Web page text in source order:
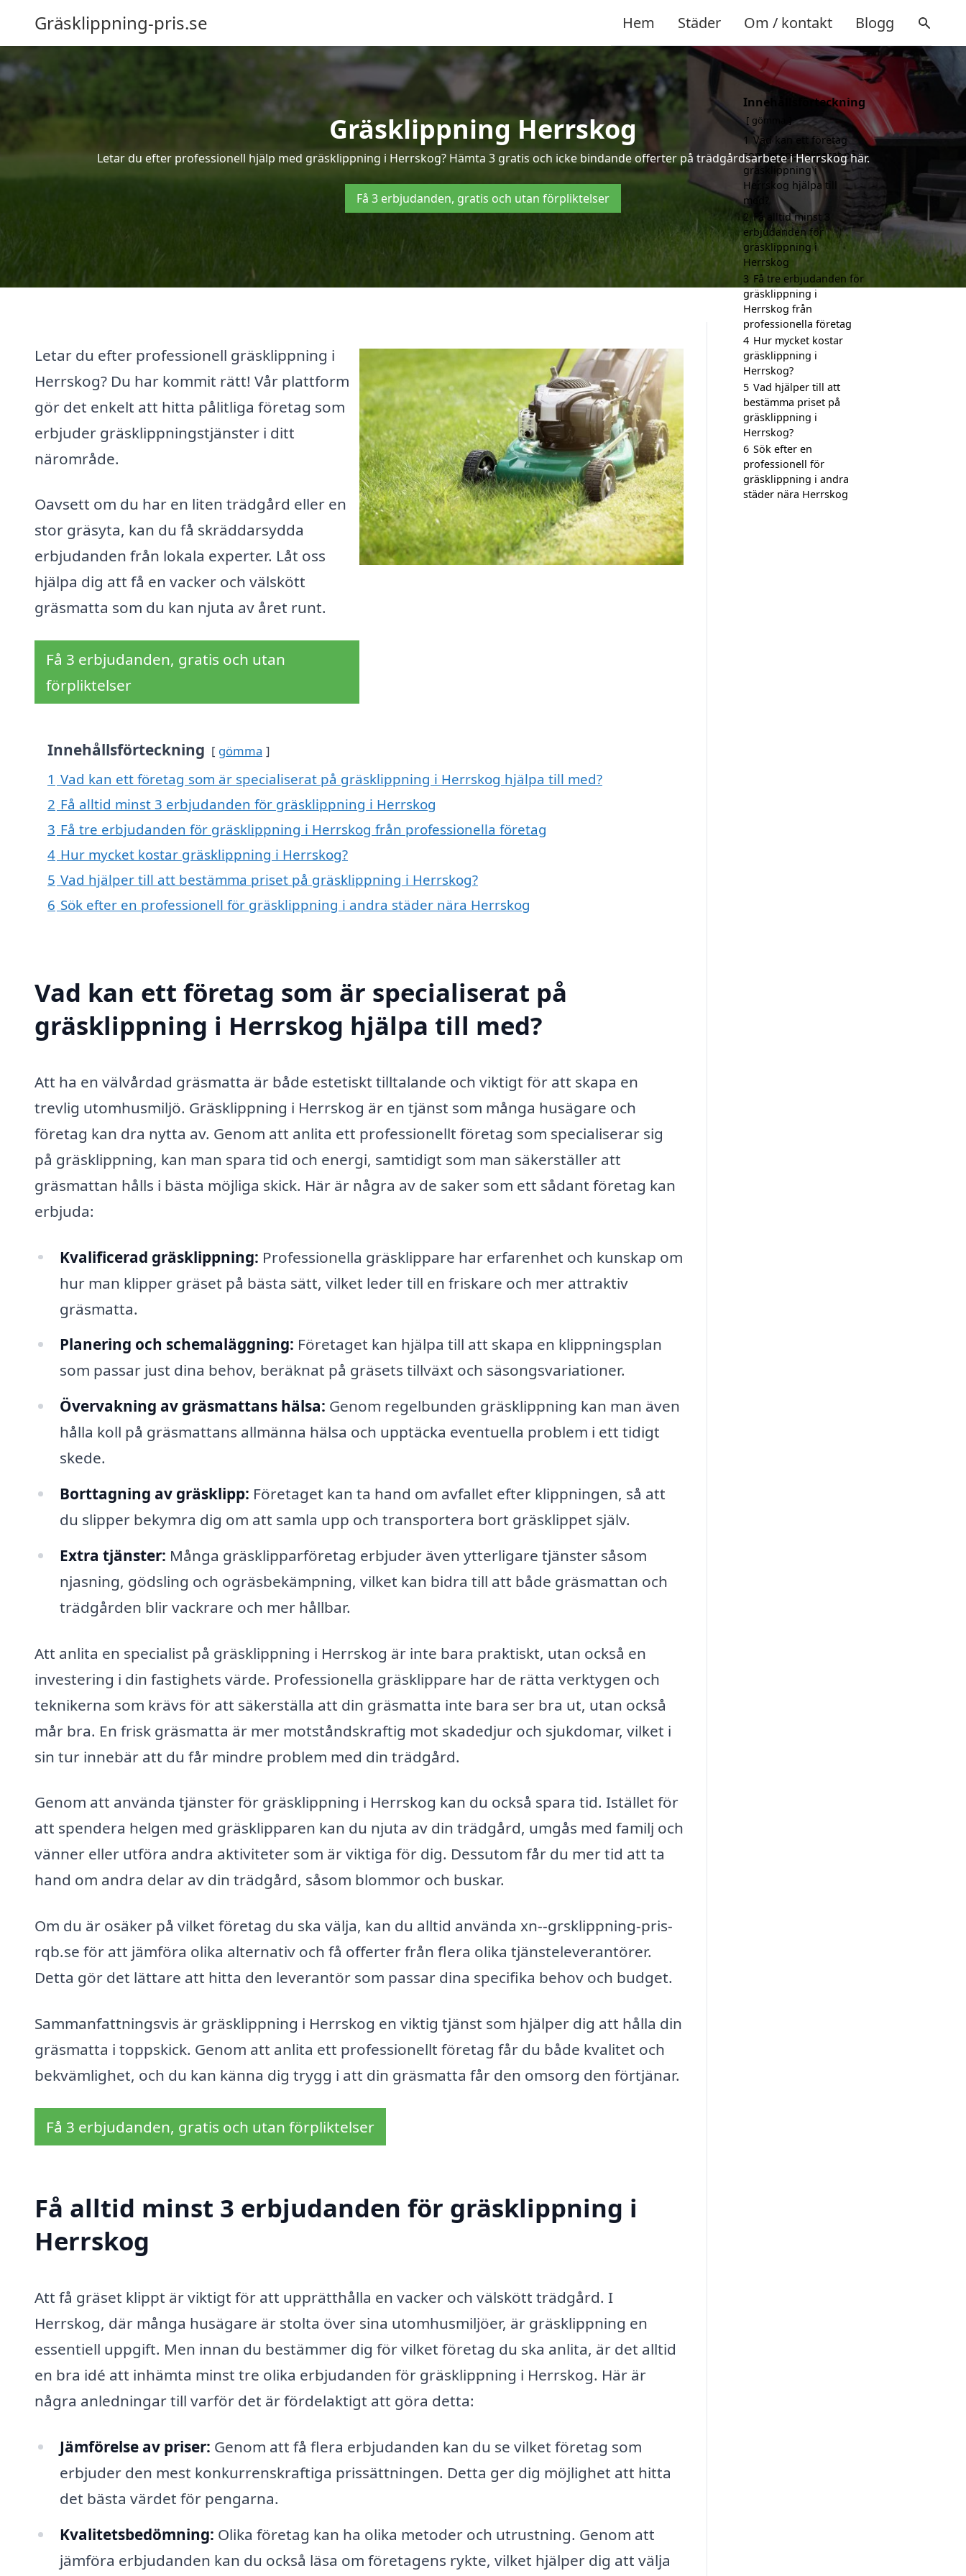
Gräsklippning-pris.se Hem Städer Om / kontakt Blogg
Gräsklippning Herrskog
Letar du efter professionell hjälp med gräsklippning i Herrskog? Hämta 3 gratis och icke bindande offerter på trädgårdsarbete i Herrskog här.
Få 3 erbjudanden, gratis och utan förpliktelser
Letar du efter professionell gräsklippning i
Herrskog? Du har kommit rätt! Vår plattform
gör det enkelt att hitta pålitliga företag som
erbjuder gräsklippningstjänster i ditt
närområde.
Oavsett om du har en liten trädgård eller en
stor gräsyta, kan du få skräddarsydda
erbjudanden från lokala experter. Låt oss
hjälpa dig att få en vacker och välskött
gräsmatta som du kan njuta av året runt.
Få 3 erbjudanden, gratis och utan
förpliktelser
Innehållsförteckning gömma
1 Vad kan ett företag som är specialiserat på gräsklippning i Herrskog hjälpa till med?
2 Få alltid minst 3 erbjudanden för gräsklippning i Herrskog
3 Få tre erbjudanden för gräsklippning i Herrskog från professionella företag
4 Hur mycket kostar gräsklippning i Herrskog?
5 Vad hjälper till att bestämma priset på gräsklippning i Herrskog?
6 Sök efter en professionell för gräsklippning i andra städer nära Herrskog
Vad kan ett företag som är specialiserat på
gräsklippning i Herrskog hjälpa till med?
Att ha en välvårdad gräsmatta är både estetiskt tilltalande och viktigt för att skapa en
trevlig utomhusmiljö. Gräsklippning i Herrskog är en tjänst som många husägare och
företag kan dra nytta av. Genom att anlita ett professionellt företag som specialiserar sig
på gräsklippning, kan man spara tid och energi, samtidigt som man säkerställer att
gräsmattan hålls i bästa möjliga skick. Här är några av de saker som ett sådant företag kan
erbjuda:
Kvalificerad gräsklippning: Professionella gräsklippare har erfarenhet och kunskap om
hur man klipper gräset på bästa sätt, vilket leder till en friskare och mer attraktiv
gräsmatta.
Planering och schemaläggning: Företaget kan hjälpa till att skapa en klippningsplan
som passar just dina behov, beräknat på gräsets tillväxt och säsongsvariationer.
Övervakning av gräsmattans hälsa: Genom regelbunden gräsklippning kan man även
hålla koll på gräsmattans allmänna hälsa och upptäcka eventuella problem i ett tidigt
skede.
Borttagning av gräsklipp: Företaget kan ta hand om avfallet efter klippningen, så att
du slipper bekymra dig om att samla upp och transportera bort gräsklippet själv.
Extra tjänster: Många gräsklipparföretag erbjuder även ytterligare tjänster såsom
njasning, gödsling och ogräsbekämpning, vilket kan bidra till att både gräsmattan och
trädgården blir vackrare och mer hållbar.
Att anlita en specialist på gräsklippning i Herrskog är inte bara praktiskt, utan också en
investering i din fastighets värde. Professionella gräsklippare har de rätta verktygen och
teknikerna som krävs för att säkerställa att din gräsmatta inte bara ser bra ut, utan också
mår bra. En frisk gräsmatta är mer motståndskraftig mot skadedjur och sjukdomar, vilket i
sin tur innebär att du får mindre problem med din trädgård.
Genom att använda tjänster för gräsklippning i Herrskog kan du också spara tid. Istället för
att spendera helgen med gräsklipparen kan du njuta av din trädgård, umgås med familj och
vänner eller utföra andra aktiviteter som är viktiga för dig. Dessutom får du mer tid att ta
hand om andra delar av din trädgård, såsom blommor och buskar.
Om du är osäker på vilket företag du ska välja, kan du alltid använda xn--grsklippning-pris-
rqb.se för att jämföra olika alternativ och få offerter från flera olika tjänsteleverantörer.
Detta gör det lättare att hitta den leverantör som passar dina specifika behov och budget.
Sammanfattningsvis är gräsklippning i Herrskog en viktig tjänst som hjälper dig att hålla din
gräsmatta i toppskick. Genom att anlita ett professionellt företag får du både kvalitet och
bekvämlighet, och du kan känna dig trygg i att din gräsmatta får den omsorg den förtjänar.
Få 3 erbjudanden, gratis och utan förpliktelser
Få alltid minst 3 erbjudanden för gräsklippning i
Herrskog
Att få gräset klippt är viktigt för att upprätthålla en vacker och välskött trädgård. I
Herrskog, där många husägare är stolta över sina utomhusmiljöer, är gräsklippning en
essentiell uppgift. Men innan du bestämmer dig för vilket företag du ska anlita, är det alltid
en bra idé att inhämta minst tre olika erbjudanden för gräsklippning i Herrskog. Här är
några anledningar till varför det är fördelaktigt att göra detta:
Jämförelse av priser: Genom att få flera erbjudanden kan du se vilket företag som
erbjuder den mest konkurrenskraftiga prissättningen. Detta ger dig möjlighet att hitta
det bästa värdet för pengarna.
Kvalitetsbedömning: Olika företag kan ha olika metoder och utrustning. Genom att
jämföra erbjudanden kan du också läsa om företagens rykte, vilket hjälper dig att välja
Innehållsförteckning
gömma
1 Vad kan ett företag
som är specialiserat på
gräsklippning i
Herrskog hjälpa till
med?
2 Få alltid minst 3
erbjudanden för
gräsklippning i
Herrskog
3 Få tre erbjudanden för
gräsklippning i
Herrskog från
professionella företag
4 Hur mycket kostar
gräsklippning i
Herrskog?
5 Vad hjälper till att
bestämma priset på
gräsklippning i
Herrskog?
6 Sök efter en
professionell för
gräsklippning i andra
städer nära Herrskog